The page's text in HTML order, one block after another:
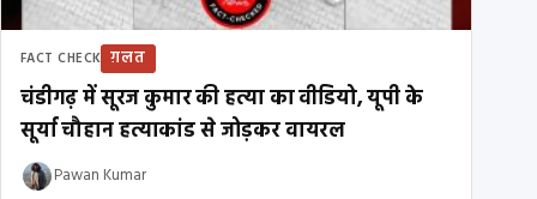
FACT CHECK ग़लत
चंडीगढ़ में सूरज कुमार की हत्या का वीडियो, यूपी के
सूर्या चौहान हत्याकांड से जोड़कर वायरल
Pawan Kumar